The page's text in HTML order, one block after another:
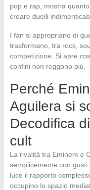
pop e rap, mostra
creare duelli
I fan si appropriano di
trasformano, tra rock,
competizione. Si apre
confini non reggono più.
Perché
Aguilera si
Decodifica
cult
La rivalità tra Eminem e
semplicemente con
luce il rapporto
occupino lo spazio